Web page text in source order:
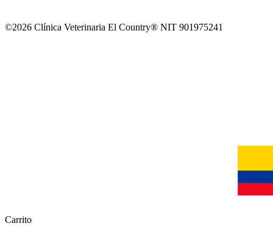
©2026 Clínica Veterinaria El Country® NIT 901975241
Carrito